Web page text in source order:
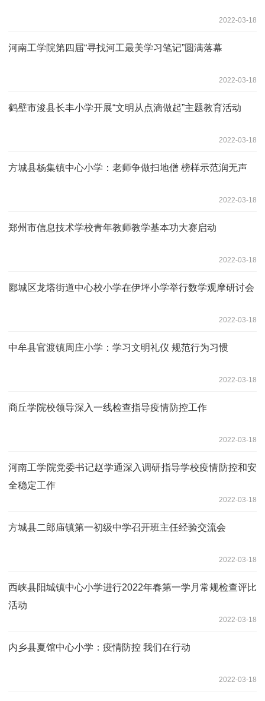
2022-03-18
河南工学院第四届“寻找河工最美学习笔记”圆满落幕
2022-03-18
鹤壁市浚县长丰小学开展“文明从点滴做起”主题教育活动
2022-03-18
方城县杨集镇中心小学：老师争做扫地僧 榜样示范润无声
2022-03-18
郑州市信息技术学校青年教师教学基本功大赛启动
2022-03-18
郾城区龙塔街道中心校小学在伊坪小学举行数学观摩研讨会
2022-03-18
中牟县官渡镇周庄小学：学习文明礼仪 规范行为习惯
2022-03-18
商丘学院校领导深入一线检查指导疫情防控工作
2022-03-18
河南工学院党委书记赵学通深入调研指导学校疫情防控和安
全稳定工作
2022-03-18
方城县二郎庙镇第一初级中学召开班主任经验交流会
2022-03-18
西峡县阳城镇中心小学进行2022年春第一学月常规检查评比
活动
2022-03-18
内乡县夏馆中心小学：疫情防控 我们在行动
2022-03-18